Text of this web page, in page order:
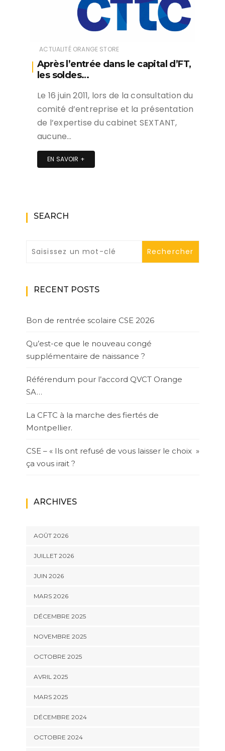
ACTUALITÉ ORANGE STORE
Après l’entrée dans le capital d’FT,
les soldes…
Le 16 juin 2011, lors de la consultation du
comité d’entreprise et la présentation
de l’expertise du cabinet SEXTANT,
aucune…
EN SAVOIR +
SEARCH
RECENT POSTS
Bon de rentrée scolaire CSE 2026
Qu’est-ce que le nouveau congé
supplémentaire de naissance ?
Référendum pour l’accord QVCT Orange
SA…
La CFTC à la marche des fiertés de
Montpellier.
CSE – « Ils ont refusé de vous laisser le choix »
ça vous irait ?
ARCHIVES
AOÛT 2026
JUILLET 2026
JUIN 2026
MARS 2026
DÉCEMBRE 2025
NOVEMBRE 2025
OCTOBRE 2025
AVRIL 2025
MARS 2025
DÉCEMBRE 2024
OCTOBRE 2024